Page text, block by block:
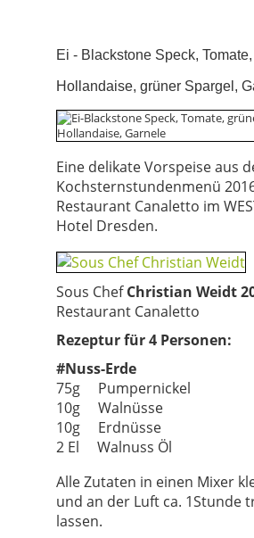
Ei - Blackstone Speck,
Hollandaise, grüner Spargel,
Eine delikate Vorspeise aus
Kochsternstundenmenü
Restaurant Canaletto im
Hotel Dresden.
Sous ChefChristian Weidt
Restaurant Canaletto
Rezeptur für 4 Personen:
#Nuss-Erde
75g Pumpernickel
10g Walnüsse
10g Erdnüsse
2 El Walnuss Öl
Alle Zutaten in einen Mixer
und an der Luft ca. 1Stunde
lassen.